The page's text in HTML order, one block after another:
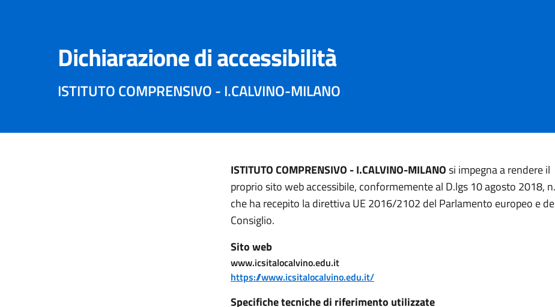
Dichiarazione di accessibilità
ISTITUTO COMPRENSIVO - I.CALVINO-MILANO
ISTITUTO COMPRENSIVO - I.CALVINO-MILANOsi impegna a rendere il
proprio sito web accessibile, conformemente al D.lgs 10 agosto 2018,
che ha recepito la direttiva UE 2016/2102 del Parlamento europeo e
Consiglio.
Sito web
www.icsitalocalvino.edu.it
https://www.icsitalocalvino.edu.it/
Specifiche tecniche di riferimento utilizzate